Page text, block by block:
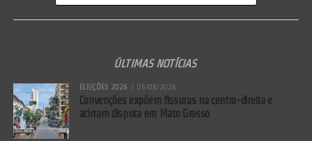
ÚLTIMAS NOTÍCIAS
ELEIÇÕES 2026 05/08/2026
Convenções expõem fissuras na centro-direita e
acirram disputa em Mato Grosso